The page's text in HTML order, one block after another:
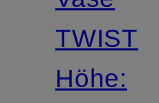
TWIST
Höhe: